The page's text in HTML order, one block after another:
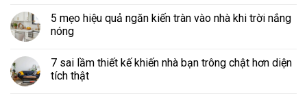
5 mẹo hiệu quả ngăn kiến tràn vào nhà khi trời nắng
nóng
7 sai lầm thiết kế khiến nhà bạn trông chật hơn diện
tích thật